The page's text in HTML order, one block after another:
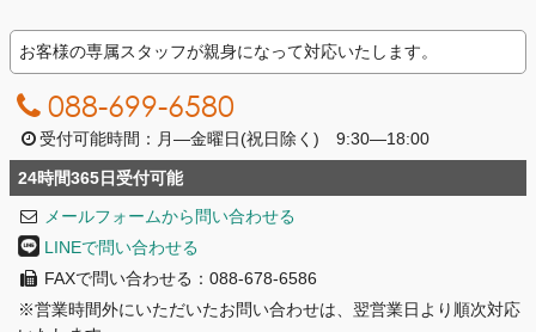
お客様の専属スタッフが親身になって対応いたします。
088-699-6580
受付可能時間：月―金曜日(祝日除く) 9:30―18:00
24時間365日受付可能
メールフォームから問い合わせる
LINEで問い合わせる
FAXで問い合わせる：088-678-6586
※営業時間外にいただいたお問い合わせは、翌営業日より順次対応